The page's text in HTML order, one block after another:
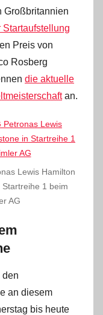
Großbritannien
Startaufstellung
Preis von
Rosberg
die aktuelle
an.
Lewis Hamilton
1 beim
AG
den
an diesem
bis heute